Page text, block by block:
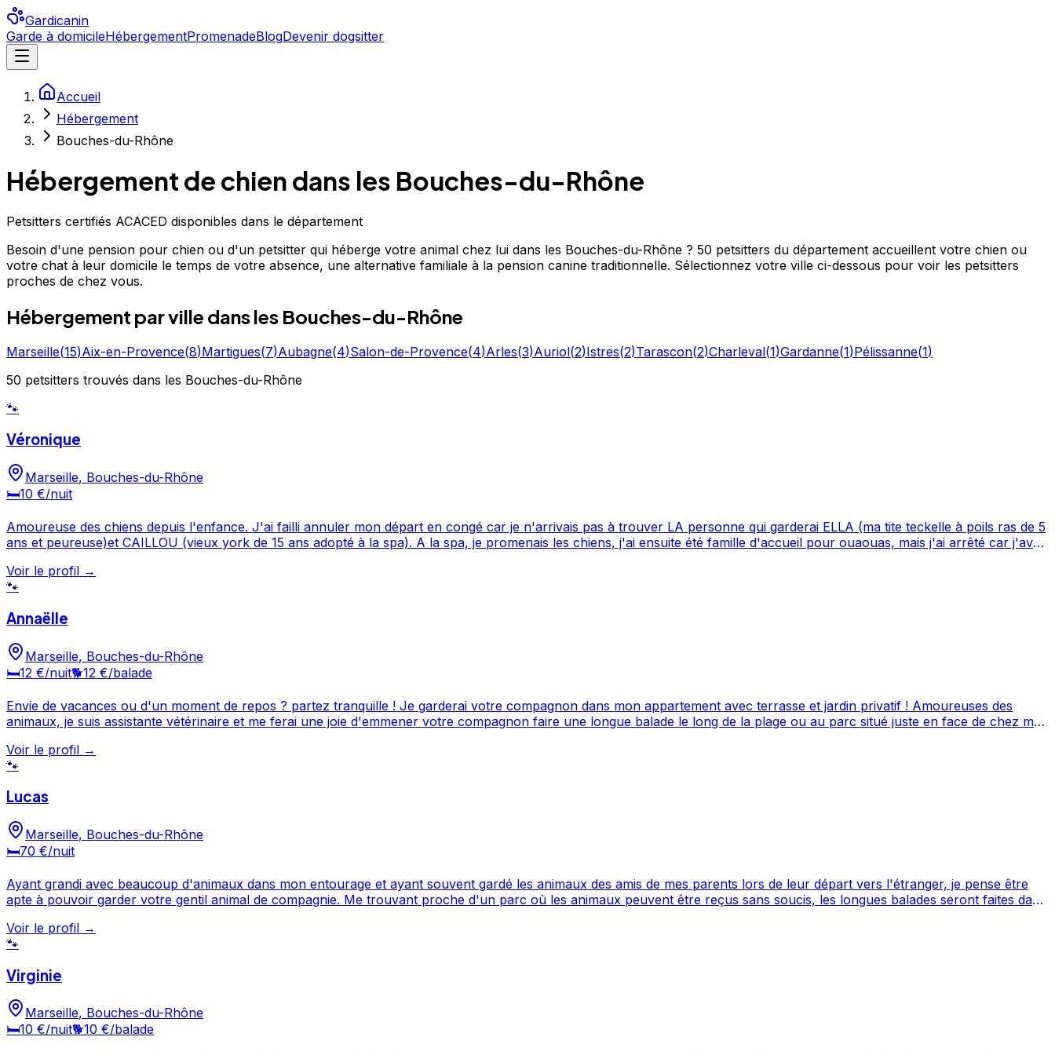
Gardicanin
Garde à domicileHébergementPromenadeBlogDevenir dogsitter
Accueil
Hébergement
Bouches-du-Rhône
Hébergement de chien dans les Bouches-du-Rhône
Petsitters certifiés ACACED disponibles dans le département
Besoin d'une pension pour chien ou d'un petsitter qui héberge votre animal chez lui dans les Bouches-du-Rhône ? 50 petsitters du département accueillent votre chien ou
votre chat à leur domicile le temps de votre absence, une alternative familiale à la pension canine traditionnelle. Sélectionnez votre ville ci-dessous pour voir les petsitters
proches de chez vous.
Hébergement par ville dans les Bouches-du-Rhône
Marseille(15)Aix-en-Provence(8)Martigues(7)Aubagne(4)Salon-de-Provence(4)Arles(3)Auriol(2)Istres(2)Tarascon(2)Charleval(1)Gardanne(1)Pélissanne(1)
50 petsitters trouvés dans les Bouches-du-Rhône
🐾
Véronique
Marseille, Bouches-du-Rhône
🛏️10 €/nuit
Amoureuse des chiens depuis l'enfance. J'ai failli annuler mon départ en congé car je n'arrivais pas à trouver LA personne qui garderai ELLA (ma tite teckelle à poils ras de 5
ans et peureuse)et CAILLOU (vieux york de 15 ans adopté à la spa). A la spa, je promenais les chiens, j'ai ensuite été famille d'accueil pour ouaouas, mais j'ai arrêté car j'avais
primordial pour une personne aimant son animal. Je suis dispo les après midi pour les sorties journalières ainsi que les gardes à votre domicile. Marseille 12eme et ses
environs : 10€/h.
Voir le profil →
🐾
Annaëlle
Marseille, Bouches-du-Rhône
🛏️12 €/nuit🐕12 €/balade
Envie de vacances ou d'un moment de repos ? partez tranquille ! Je garderai votre compagnon dans mon appartement avec terrasse et jardin privatif ! Amoureuses des
animaux, je suis assistante vétérinaire et me ferai une joie d'emmener votre compagnon faire une longue balade le long de la plage ou au parc situé juste en face de chez moi
Voir le profil →
🐾
Lucas
Marseille, Bouches-du-Rhône
🛏️70 €/nuit
Ayant grandi avec beaucoup d'animaux dans mon entourage et ayant souvent gardé les animaux des amis de mes parents lors de leur départ vers l'étranger, je pense être
apte à pouvoir garder votre gentil animal de compagnie. Me trouvant proche d'un parc où les animaux peuvent être reçus sans soucis, les longues balades seront faites dans
Voir le profil →
🐾
Virginie
Marseille, Bouches-du-Rhône
🛏️10 €/nuit🐕10 €/balade